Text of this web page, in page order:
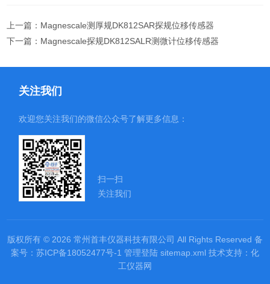
上一篇： Magnescale测厚规DK812SAR探规位移传感器
下一篇： Magnescale探规DK812SALR测微计位移传感器
关注我们
欢迎您关注我们的微信公众号了解更多信息：
扫一扫
关注我们
版权所有 © 2026 常州首丰仪器科技有限公司 All Rights Reserved 备
案号：苏ICP备18052477号-1 管理登陆 sitemap.xml 技术支持： 化
工仪器网